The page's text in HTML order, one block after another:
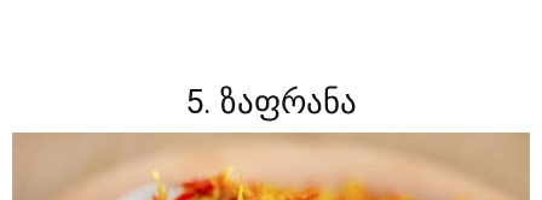
5. ზაფრანა